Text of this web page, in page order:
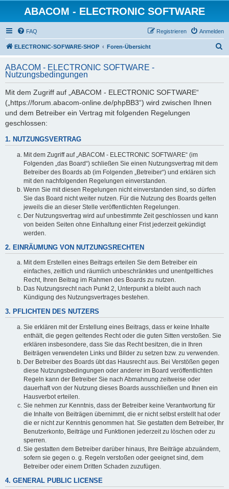
ABACOM - ELECTRONIC SOFTWARE
FAQ Anmelden
Registrieren
ELECTRONIC-SOFWARE-SHOP Foren-Übersicht
h
ABACOM - ELECTRONIC SOFTWARE -
Nutzungsbedingungen
Mit dem Zugriff auf „ABACOM - ELECTRONIC SOFTWARE“
(„https://forum.abacom-online.de/phpBB3“) wird zwischen Ihnen
und dem Betreiber ein Vertrag mit folgenden Regelungen
geschlossen:
1. NUTZUNGSVERTRAG
Mit dem Zugriff auf „ABACOM - ELECTRONIC SOFTWARE“ (im
Folgenden „das Board“) schließen Sie einen Nutzungsvertrag mit dem
Betreiber des Boards ab (im Folgenden „Betreiber“) und erklären sich
mit den nachfolgenden Regelungen einverstanden.
Wenn Sie mit diesen Regelungen nicht einverstanden sind, so dürfen
Sie das Board nicht weiter nutzen. Für die Nutzung des Boards gelten
jeweils die an dieser Stelle veröffentlichten Regelungen.
Der Nutzungsvertrag wird auf unbestimmte Zeit geschlossen und kann
von beiden Seiten ohne Einhaltung einer Frist jederzeit gekündigt
werden.
2. EINRÄUMUNG VON NUTZUNGSRECHTEN
Mit dem Erstellen eines Beitrags erteilen Sie dem Betreiber ein
einfaches, zeitlich und räumlich unbeschränktes und unentgeltliches
Recht, Ihren Beitrag im Rahmen des Boards zu nutzen.
Das Nutzungsrecht nach Punkt 2, Unterpunkt a bleibt auch nach
Kündigung des Nutzungsvertrages bestehen.
3. PFLICHTEN DES NUTZERS
Sie erklären mit der Erstellung eines Beitrags, dass er keine Inhalte
enthält, die gegen geltendes Recht oder die guten Sitten verstoßen. Sie
erklären insbesondere, dass Sie das Recht besitzen, die in Ihren
Beiträgen verwendeten Links und Bilder zu setzen bzw. zu verwenden.
Der Betreiber des Boards übt das Hausrecht aus. Bei Verstößen gegen
diese Nutzungsbedingungen oder anderer im Board veröffentlichten
Regeln kann der Betreiber Sie nach Abmahnung zeitweise oder
dauerhaft von der Nutzung dieses Boards ausschließen und Ihnen ein
Hausverbot erteilen.
Sie nehmen zur Kenntnis, dass der Betreiber keine Verantwortung für
die Inhalte von Beiträgen übernimmt, die er nicht selbst erstellt hat oder
die er nicht zur Kenntnis genommen hat. Sie gestatten dem Betreiber, Ihr
Benutzerkonto, Beiträge und Funktionen jederzeit zu löschen oder zu
sperren.
Sie gestatten dem Betreiber darüber hinaus, Ihre Beiträge abzuändern,
sofern sie gegen o. g. Regeln verstoßen oder geeignet sind, dem
Betreiber oder einem Dritten Schaden zuzufügen.
4. GENERAL PUBLIC LICENSE